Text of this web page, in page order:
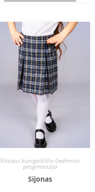
Vilniaus kunigaikščio Gedimino
progimnazija
Sijonas